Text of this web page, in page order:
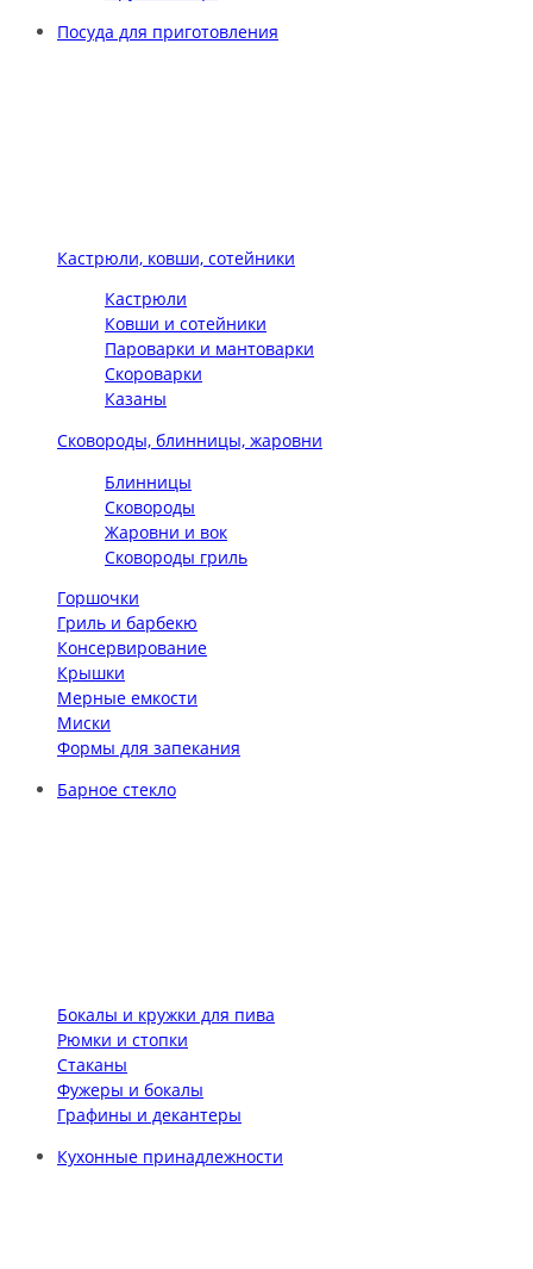
Посуда для приготовления
Кастрюли, ковши, сотейники
Кастрюли
Ковши и сотейники
Пароварки и мантоварки
Скороварки
Казаны
Сковороды, блинницы, жаровни
Блинницы
Сковороды
Жаровни и вок
Сковороды гриль
Горшочки
Гриль и барбекю
Консервирование
Крышки
Мерные емкости
Миски
Формы для запекания
Барное стекло
Бокалы и кружки для пива
Рюмки и стопки
Стаканы
Фужеры и бокалы
Графины и декантеры
Кухонные принадлежности